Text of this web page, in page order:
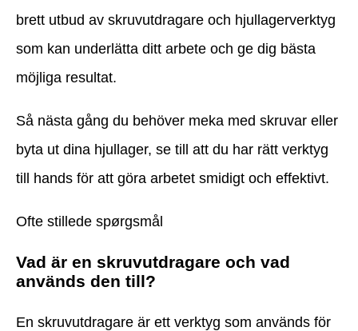
brett utbud av skruvutdragare och hjullagerverktyg
som kan underlätta ditt arbete och ge dig bästa
möjliga resultat.
Så nästa gång du behöver meka med skruvar eller
byta ut dina hjullager, se till att du har rätt verktyg
till hands för att göra arbetet smidigt och effektivt.
Ofte stillede spørgsmål
Vad är en skruvutdragare och vad
används den till?
En skruvutdragare är ett verktyg som används för